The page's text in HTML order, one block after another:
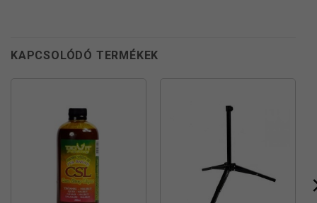
KAPCSOLÓDÓ TERMÉKEK